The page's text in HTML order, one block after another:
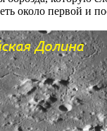
около первой и